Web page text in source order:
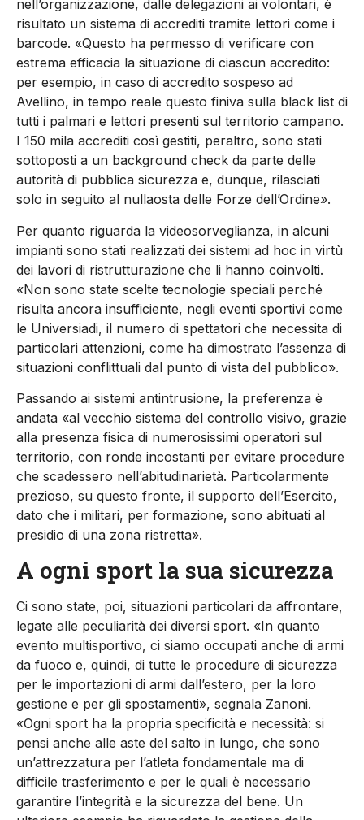
nell’organizzazione, dalle delegazioni ai volontari, è
risultato un sistema di accrediti tramite lettori come i
barcode. «Questo ha permesso di verificare con
estrema efficacia la situazione di ciascun accredito:
per esempio, in caso di accredito sospeso ad
Avellino, in tempo reale questo finiva sulla black list di
tutti i palmari e lettori presenti sul territorio campano.
I 150 mila accrediti così gestiti, peraltro, sono stati
sottoposti a un background check da parte delle
autorità di pubblica sicurezza e, dunque, rilasciati
solo in seguito al nullaosta delle Forze dell’Ordine».
Per quanto riguarda la videosorveglianza, in alcuni
impianti sono stati realizzati dei sistemi ad hoc in virtù
dei lavori di ristrutturazione che li hanno coinvolti.
«Non sono state scelte tecnologie speciali perché
risulta ancora insufficiente, negli eventi sportivi come
le Universiadi, il numero di spettatori che necessita di
particolari attenzioni, come ha dimostrato l’assenza di
situazioni conflittuali dal punto di vista del pubblico».
Passando ai sistemi antintrusione, la preferenza è
andata «al vecchio sistema del controllo visivo, grazie
alla presenza fisica di numerosissimi operatori sul
territorio, con ronde incostanti per evitare procedure
che scadessero nell’abitudinarietà. Particolarmente
prezioso, su questo fronte, il supporto dell’Esercito,
dato che i militari, per formazione, sono abituati al
presidio di una zona ristretta».
A ogni sport la sua sicurezza
Ci sono state, poi, situazioni particolari da affrontare,
legate alle peculiarità dei diversi sport. «In quanto
evento multisportivo, ci siamo occupati anche di armi
da fuoco e, quindi, di tutte le procedure di sicurezza
per le importazioni di armi dall’estero, per la loro
gestione e per gli spostamenti», segnala Zanoni.
«Ogni sport ha la propria specificità e necessità: si
pensi anche alle aste del salto in lungo, che sono
un’attrezzatura per l’atleta fondamentale ma di
difficile trasferimento e per le quali è necessario
garantire l’integrità e la sicurezza del bene. Un